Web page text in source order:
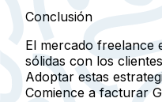
Conclusión
El mercado freelance
sólidas con los
Adoptar estas
Comience a facturar